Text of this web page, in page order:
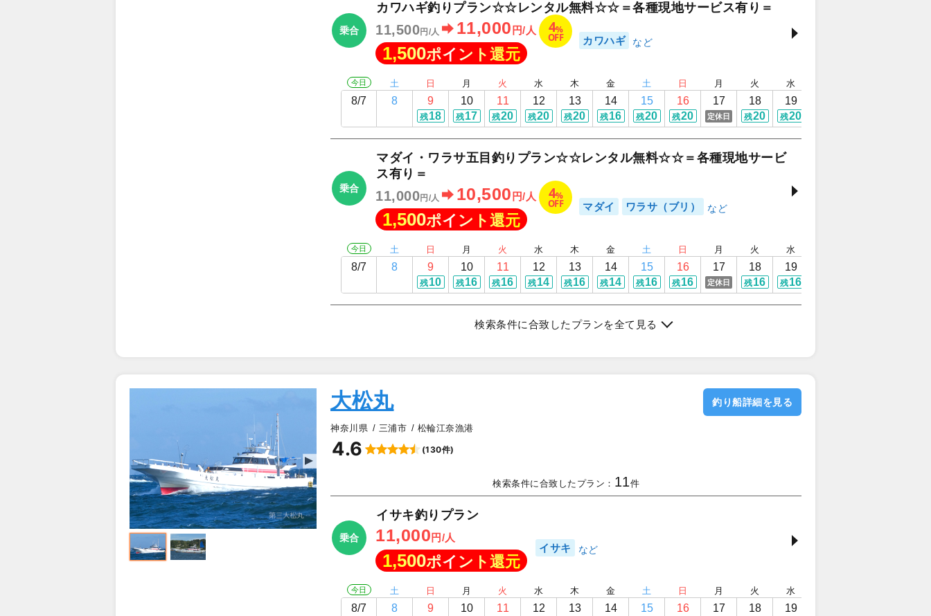
乗合
カワハギ釣りプラン☆☆レンタル無料☆☆＝各種現地サービス有り＝
11,500円/人 11,000 円/人 4%
OFF
1,500ポイント還元
カワハギ
今日
8/7
土
8
日
9
残18
月
10
残17
火
11
残20
水
12
残20
木
13
残20
金
14
残16
土
15
残20
日
16
残20
月
17
定休日
火
18
残20
水
19
残20
乗合
マダイ・ワラサ五目釣りプラン☆☆レンタル無料☆☆＝各種現地サービ
ス有り＝
11,000円/人 10,500 円/人 4%
OFF
1,500ポイント還元
マダイ ワラサ（ブリ）
今日
8/7
土
8
日
9
残10
月
10
残16
火
11
残16
水
12
残14
木
13
残16
金
14
残14
土
15
残16
日
16
残16
月
17
定休日
火
18
残16
水
19
残16
検索条件に合致したプランを全て見る
▲
大松丸
神奈川県 三浦市 松輪江奈漁港
4.6 (130件)
釣り船詳細を見る
検索条件に合致したプラン： 11件
乗合
イサキ釣りプラン
11,000 円/人
1,500ポイント還元
イサキ
今日
8/7
土
8
日
9
月
10
火
11
水
12
木
13
金
14
土
15
日
16
月
17
火
18
水
19